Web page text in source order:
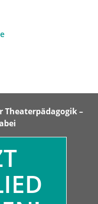
Theaterpädagogik –